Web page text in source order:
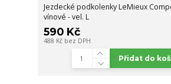
Jezdecké podkolenky LeMieux
vínové - vel. L
590 Kč
488 Kč bez DPH
Přidat do